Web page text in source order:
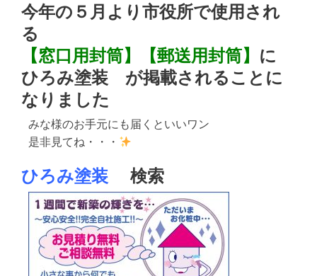
今年の５月より市役所で使用され
る
【窓口用封筒】【郵送用封筒】 に
ひろみ塗装 が掲載されることに
なりました
みな様のお手元にも届くといいワン
是非見てね・・・
ひろみ塗装 検索